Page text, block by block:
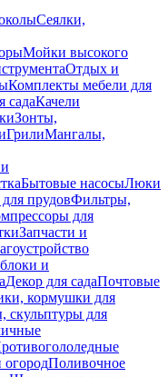
Сеялки,
Мойки высокого
Отдых и
Комплекты мебели для
садаКачели
Зонты,
ГрилиМангалы,
Бытовые насосыЛюки
прудовФильтры,
для
Запчасти и
и
Декор для садаПочтовые
кормушки для
скульптуры для
огородПоливочное